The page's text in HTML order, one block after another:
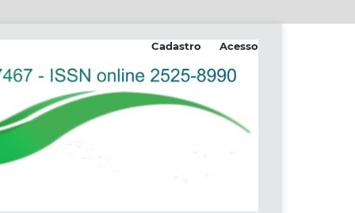
Cadastro Acesso